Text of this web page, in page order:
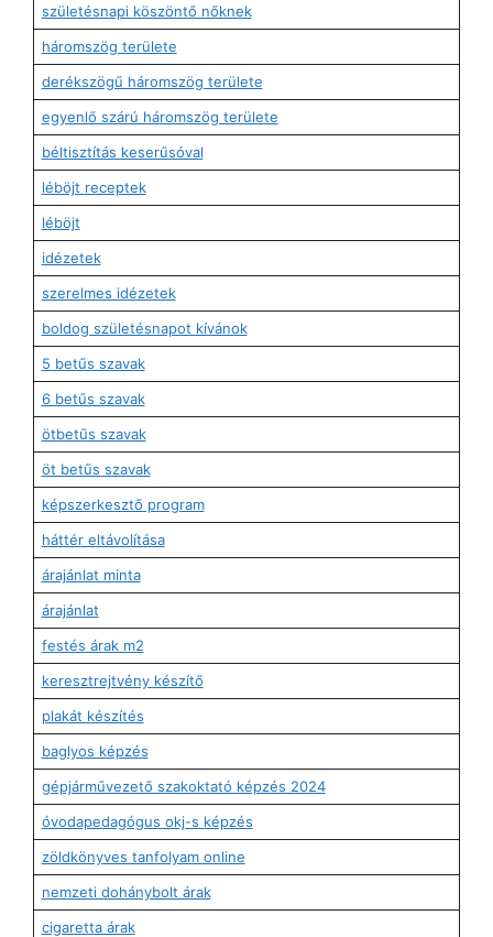
születésnapi köszöntő nőknek
háromszög területe
derékszögű háromszög területe
egyenlő szárú háromszög területe
béltisztítás keserűsóval
léböjt receptek
léböjt
idézetek
szerelmes idézetek
boldog születésnapot kívánok
5 betűs szavak
6 betűs szavak
ötbetűs szavak
öt betűs szavak
képszerkesztő program
háttér eltávolítása
árajánlat minta
árajánlat
festés árak m2
keresztrejtvény készítő
plakát készítés
baglyos képzés
gépjárművezető szakoktató képzés 2024
óvodapedagógus okj-s képzés
zöldkönyves tanfolyam online
nemzeti dohánybolt árak
cigaretta árak